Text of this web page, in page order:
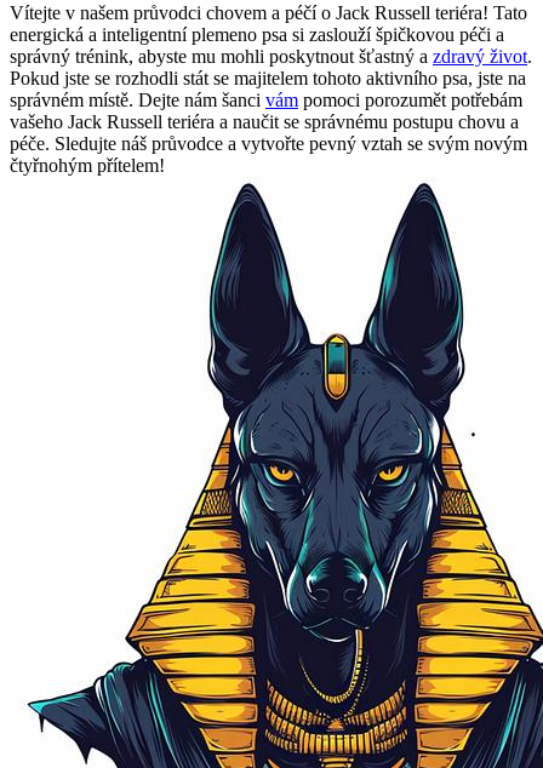
Vítejte v našem průvodci chovem a péčí o Jack Russell teriéra! Tato
energická a inteligentní plemeno psa si zaslouží špičkovou péči a
správný trénink, abyste mu mohli poskytnout šťastný a zdravý život.
Pokud jste se rozhodli stát se majitelem tohoto aktivního psa, jste na
správném místě. Dejte nám šanci vám pomoci porozumět potřebám
vašeho Jack Russell teriéra a naučit se správnému postupu chovu a
péče. Sledujte náš průvodce a vytvořte pevný vztah se svým novým
čtyřnohým přítelem!